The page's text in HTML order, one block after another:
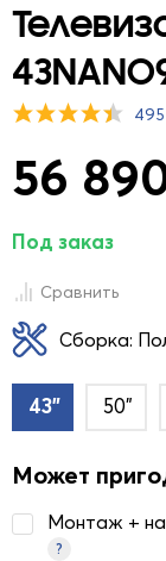
56
Под заказ
Сравнить
Сборка:
43" 50"
Может
Монтаж +
?